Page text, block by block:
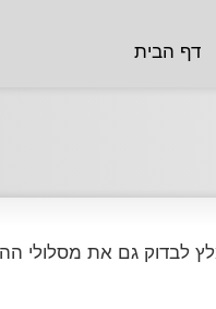
דף הבית
לבדוק גם את מסלולי